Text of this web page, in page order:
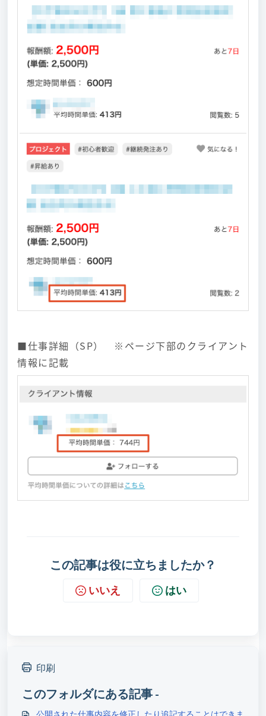
■仕事詳細（SP） ※ページ下部のクライアント
情報に記載
この記事は役に立ちましたか？
いいえ はい
印刷
このフォルダにある記事 -